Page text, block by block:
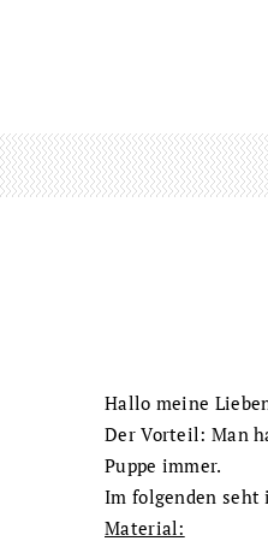
Hallo meine
Der Vorteil: Man
Puppe immer.
Im folgenden seht
Material: